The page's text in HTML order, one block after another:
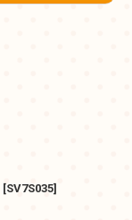
[SV7S035]